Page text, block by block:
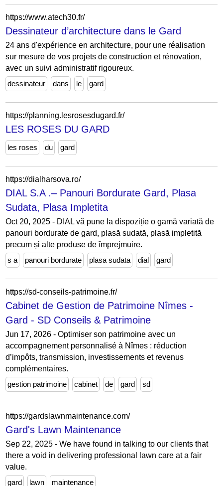
https://www.atech30.fr/
Dessinateur d’architecture dans le Gard
24 ans d'expérience en architecture, pour une réalisation
sur mesure de vos projets de construction et rénovation,
avec un suivi administratif rigoureux.
dessinateur
dans le gard
https://planning.lesrosesdugard.fr/
LES ROSES DU GARD
les roses du gard
https://dialharsova.ro/
DIAL S.A .– Panouri Bordurate Gard, Plasa
Sudata, Plasa Impletita
Oct 20, 2025 - DIAL vă pune la dispoziție o gamă variată de
panouri bordurate de gard, plasă sudată, plasă impletită
precum și alte produse de împrejmuire.
s a
panouri bordurate plasa sudata dial gard
https://sd-conseils-patrimoine.fr/
Cabinet de Gestion de Patrimoine Nîmes -
Gard - SD Conseils & Patrimoine
Jun 17, 2026 - Optimiser son patrimoine avec un
accompagnement personnalisé à Nîmes : réduction
d’impôts, transmission, investissements et revenus
complémentaires.
gestion patrimoine
cabinet de gard sd
https://gardslawnmaintenance.com/
Gard's Lawn Maintenance
Sep 22, 2025 - We have found in talking to our clients that
there a void in delivering professional lawn care at a fair
value.
gard
lawn maintenance